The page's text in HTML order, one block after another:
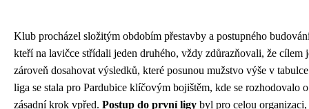
Klub procházel složitým obdobím přestavby a postupného
kteří na lavičce střídali jeden druhého, vždy zdůrazňovali, že cílem
zároveň dosahovat výsledků, které posunou mužstvo výše v
liga se stala pro Pardubice klíčovým bojištěm, kde se rozhodovalo
zásadní krok vpřed. Postup do první ligy byl pro celou